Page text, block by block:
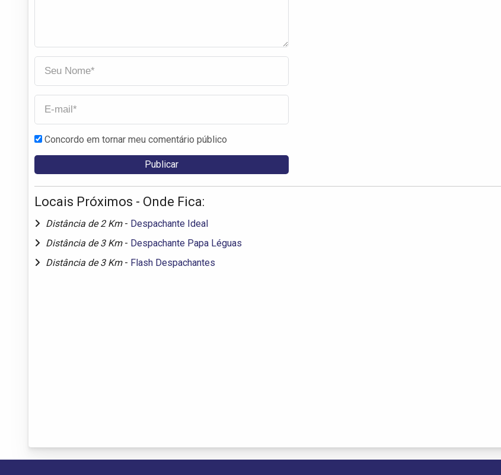
Concordo em tornar meu comentário público
Locais Próximos - Onde Fica:
Distância de 2 Km - Despachante Ideal
Distância de 3 Km - Despachante Papa Léguas
Distância de 3 Km - Flash Despachantes